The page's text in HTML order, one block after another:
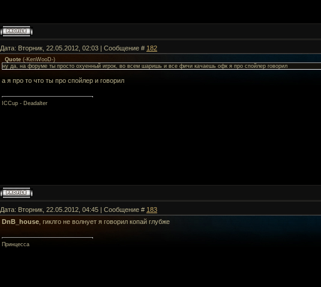
Дата: Вторник, 22.05.2012, 02:03 | Сообщение # 182
Quote (-KenWooD-)
ну да, на форуме ты просто охуенный игрок, во всем шаришь и все фичи качаешь офк я про спойлер говорил
а я про то что ты про спойлер и говорил
ICCup - Deadalter
Дата: Вторник, 22.05.2012, 04:45 | Сообщение # 183
DnB_house , гиклго не волнует я говорил копай глубже
Принцесса